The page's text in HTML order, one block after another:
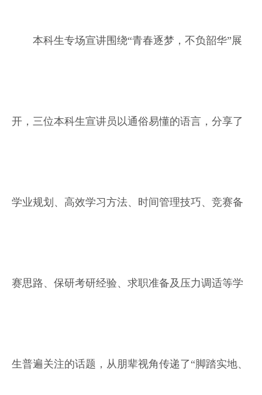
本科生专场宣讲围绕“青春逐梦，不负韶华”展
开，三位本科生宣讲员以通俗易懂的语言，分享了
学业规划、高效学习方法、时间管理技巧、竞赛备
赛思路、保研考研经验、求职准备及压力调适等学
生普遍关注的话题，从朋辈视角传递了“脚踏实地、